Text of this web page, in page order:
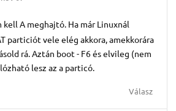
kell A meghajtó. Ha már Linuxnál
particiót vele elég akkora, amekkorára
rá. Aztán boot - F6 és elvileg (nem
lesz az a particó.
Válasz